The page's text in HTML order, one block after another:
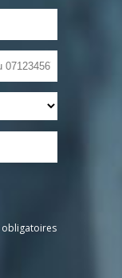
obligatoires